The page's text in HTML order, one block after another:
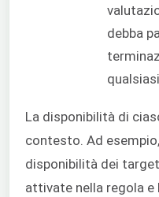
debba
La disponibilità di
contesto. Ad
disponibilità dei
attivate nella regola e